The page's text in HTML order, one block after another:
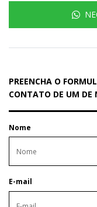
PREENCHA O
CONTATO DE UM DE
Nome
E-mail